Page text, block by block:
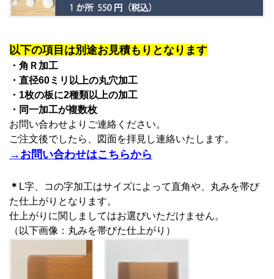
以下の項目は別途お見積もりとなります
・角Ｒ加工
・直径60ミリ以上の丸穴加工
・1枚の板に2種類以上の加工
・同一加工が複数枚
お問い合わせよりご連絡ください。
ご注文後でしたら、図面を拝見し連絡いたします。
→お問い合わせはこちらから
＊ L字、コの字加工はサイズによって直角や、丸みを帯び
た仕上がりとなります。
仕上がりに関しましてはお選びいただけません。
（以下画像：丸みを帯びた仕上がり）